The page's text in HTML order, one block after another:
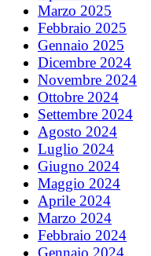
Marzo 2025
Febbraio 2025
Gennaio 2025
Dicembre 2024
Novembre 2024
Ottobre 2024
Settembre 2024
Agosto 2024
Luglio 2024
Giugno 2024
Maggio 2024
Aprile 2024
Marzo 2024
Febbraio 2024
Gennaio 2024